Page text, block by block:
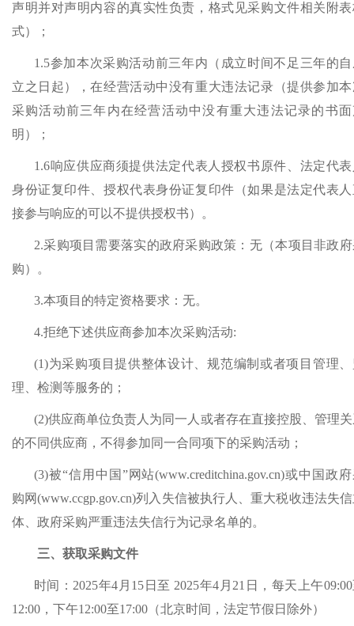
声明并对声明内容的真实性负责，格式见采购文件相关附
式）；
1.5参加本次采购活动前三年内（成立时间不足三年的
立之日起），在经营活动中没有重大违法记录（提供参加
采购活动前三年内在经营活动中没有重大违法记录的书面
明）；
1.6响应供应商须提供法定代表人授权书原件、法定代
身份证复印件、授权代表身份证复印件（如果是法定代表
接参与响应的可以不提供授权书）。
2.采购项目需要落实的政府采购政策：无（本项目非政
购）。
3.本项目的特定资格要求： 无。
4.拒绝下述供应商参加本次采购活动:
(1)为采购项目提供整体设计、规范编制或者项目管理
理、检测等服务的；
(2)供应商单位负责人为同一人或者存在直接控股、管理
的不同供应商，不得参加同一合同项下的采购活动；
(3)被“信用中国”网站(www.creditchina.gov.cn)或中国政
购网(www.ccgp.gov.cn)列入失信被执行人、重大税收违法失
体、政府采购严重违法失信行为记录名单的。
三、获取采购文件
时间： 2025年4 月 15 日至 2025年4 月 21 日，每天上午
12:00，下午12:00至17:00（北京时间，法定节假日除外）